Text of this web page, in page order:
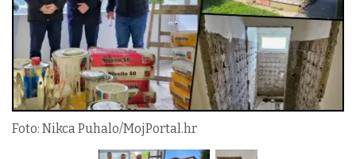
Foto: Nikca Puhalo/MojPortal.hr